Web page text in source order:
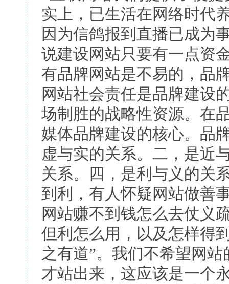
实上，已生活在网络时代
因为信鸽报到直播已成为
说建设网站只要有一点资
有品牌网站是不易的，品
网站社会责任是品牌建设
场制胜的战略性资源。在
媒体品牌建设的核心。品
虚与实的关系。二，是近
关系。四，是利与义的关
到利，有人怀疑网站做善
网站赚不到钱怎么去仗义
但利怎么用，以及怎样得
之有道”。我们不希望网
才站出来，这应该是一个